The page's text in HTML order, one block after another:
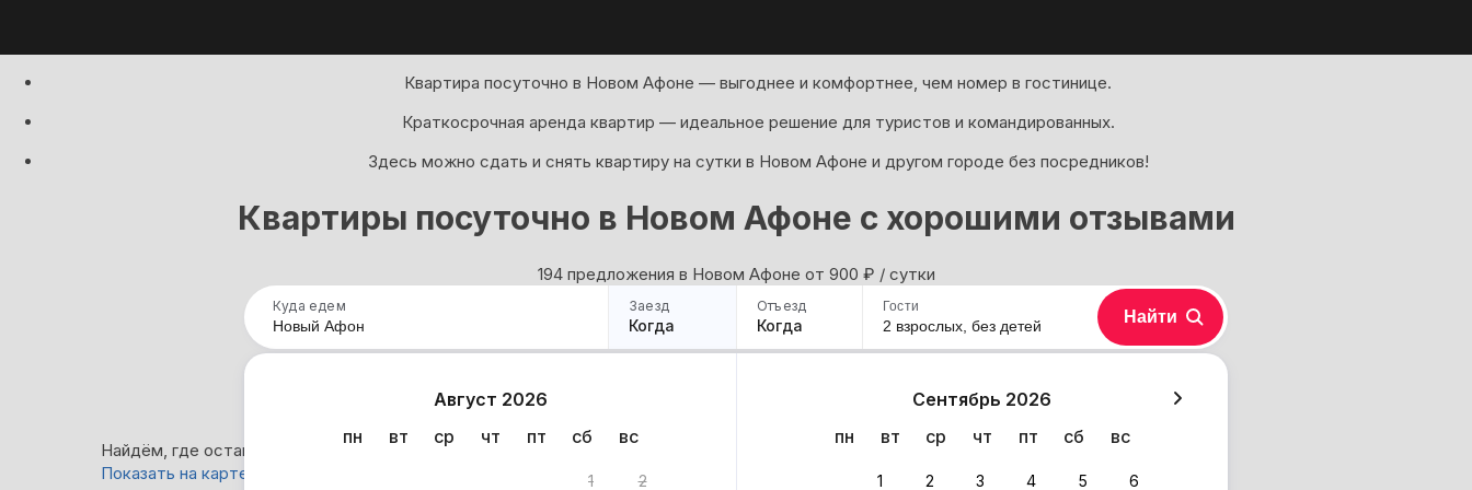
Квартира посуточно в Новом Афоне — выгоднее и комфортнее, чем номер в гостинице.
Краткосрочная аренда квартир — идеальное решение для туристов и командированных.
Здесь можно сдать и снять квартиру на сутки в Новом Афоне и другом городе без посредников!
Квартиры посуточно в Новом Афоне с хорошими отзывами
194 предложения в Новом Афоне oт 900 ₽ / сутки
Куда едем Заезд
Когда
Отъезд
Когда
Август 2026
пн
вт ср чт пт сб вс
1 2
Сентябрь 2026
пн
вт ср чт пт сб вс
1 2 3 4 5 6
Гости
2 взрослых, без детей Найти
Найдём, где остановиться в Новом Афоне: 194 варианта
Показать на карте